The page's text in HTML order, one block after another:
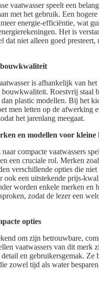
vaatwasser speelt een
met het gebruik. Een
energie-efficiëntie, wat
Het is
dat niet alleen goed presteert,
is afhankelijk van het
bouwkwaliteit. Roestvrij staal
plastic modellen. Bij het
men letten op de afwerking
het jarenlang meegaat.
en modellen voor kleine
compacte vaatwassers
een cruciale rol. Merken
verschillende opties die niet
ook een uitstekende prijs-
worden enkele merken en
zodat de lezer een
opties
om zijn betrouwbare,
vaatwassers van dit merk
en gebruikersgemak. Ze
zowel tijd als water